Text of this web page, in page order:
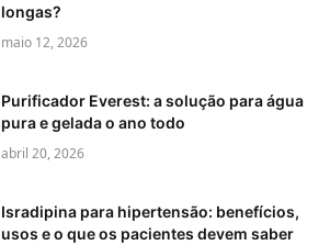
longas?
maio 12, 2026
Purificador Everest: a solução para água
pura e gelada o ano todo
abril 20, 2026
Isradipina para hipertensão: benefícios,
usos e o que os pacientes devem saber